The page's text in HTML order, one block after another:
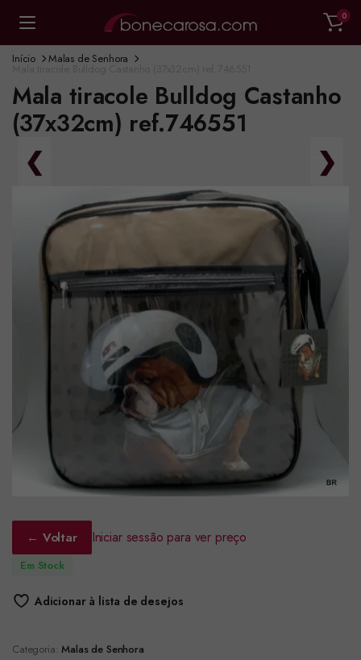
0
Início Malas de Senhora
Mala tiracole Bulldog Castanho
(37x32cm) ref.746551
❮ ❯
← Voltar Iniciar sessão para ver preço
Em Stock
Adicionar à lista de desejos
Categoria: Malas de Senhora